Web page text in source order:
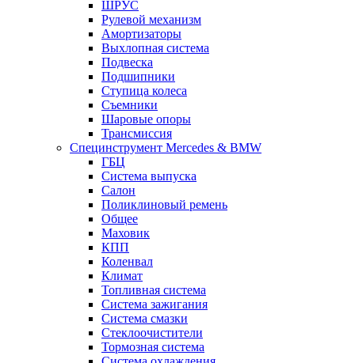
ШРУС
Рулевой механизм
Амортизаторы
Выхлопная система
Подвеска
Подшипники
Ступица колеса
Съемники
Шаровые опоры
Трансмиссия
Специнструмент Mercedes & BMW
ГБЦ
Система выпуска
Салон
Поликлиновый ремень
Общее
Маховик
КПП
Коленвал
Климат
Топливная система
Система зажигания
Система смазки
Стеклоочистители
Тормозная система